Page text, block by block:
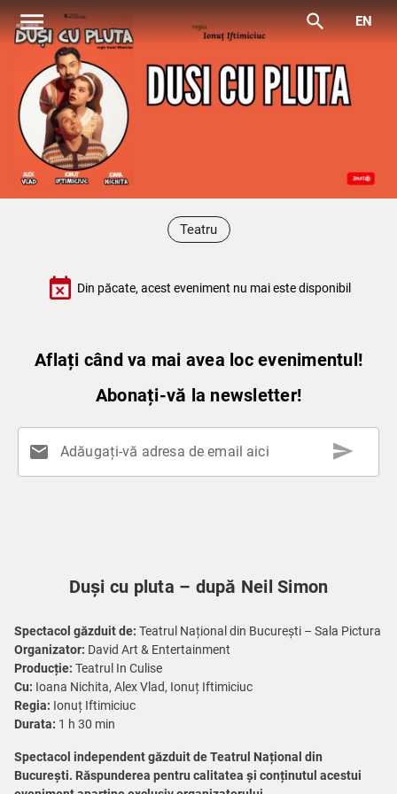
menu search EN
Teatru
event_busy Din păcate, acest eveniment nu mai este disponibil
Aflați când va mai avea loc evenimentul!
Abonați-vă la newsletter!
mail Adăugați-vă adresa de email aici send
Duși cu pluta – după Neil Simon
Spectacol găzduit de: Teatrul Național din București – Sala Pictura
Organizator: David Art & Entertainment
Producție: Teatrul In Culise
Cu: Ioana Nichita, Alex Vlad, Ionuț Iftimiciuc
Regia: Ionuț Iftimiciuc
Durata: 1 h 30 min
Spectacol independent găzduit de Teatrul Național din
București. Răspunderea pentru calitatea și conținutul acestui